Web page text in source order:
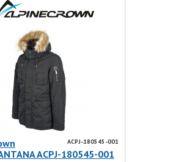
ACPJ-180545-001
ACPJ-180545-001